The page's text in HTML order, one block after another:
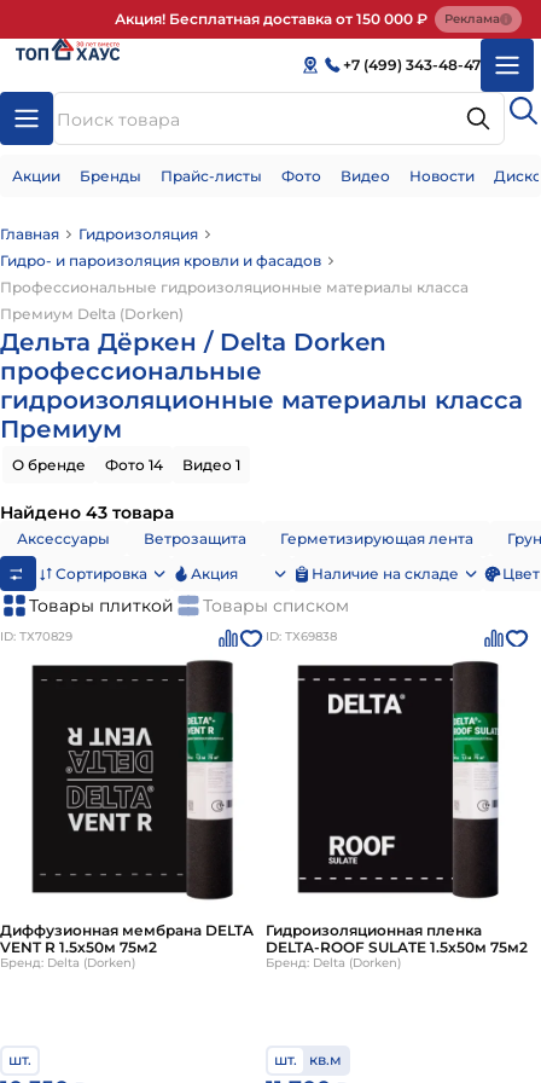
Акция! Бесплатная доставка от 150 000 ₽ Реклама
+7 (499) 343-48-47
Акции Бренды Прайс-листы Фото Видео Новости
Главная
Гидроизоляция
Гидро- и пароизоляция кровли и фасадов
Профессиональные гидроизоляционные материалы класса
Премиум Delta (Dorken)
Дельта Дёркен / Delta Dorken
профессиональные
гидроизоляционные материалы класса
Премиум
О бренде Фото 14 Видео 1
Найдено 43 товара
Аксессуары Ветрозащита Герметизирующая лента
Сортировка
Акция Наличие на складе Цвет
Товары плиткой Товары списком
ID: ТХ70829
Диффузионная мембрана DELTA
VENT R 1.5х50м 75м2
Бренд: Delta (Dorken)
шт.
ID: ТХ69838
Гидроизоляционная пленка
DELTA-ROOF SULATE 1.5х50м 75м2
Бренд: Delta (Dorken)
шт. кв.м